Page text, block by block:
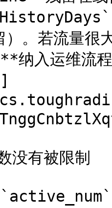
）。若流量很
纳入运维流
没有被限制